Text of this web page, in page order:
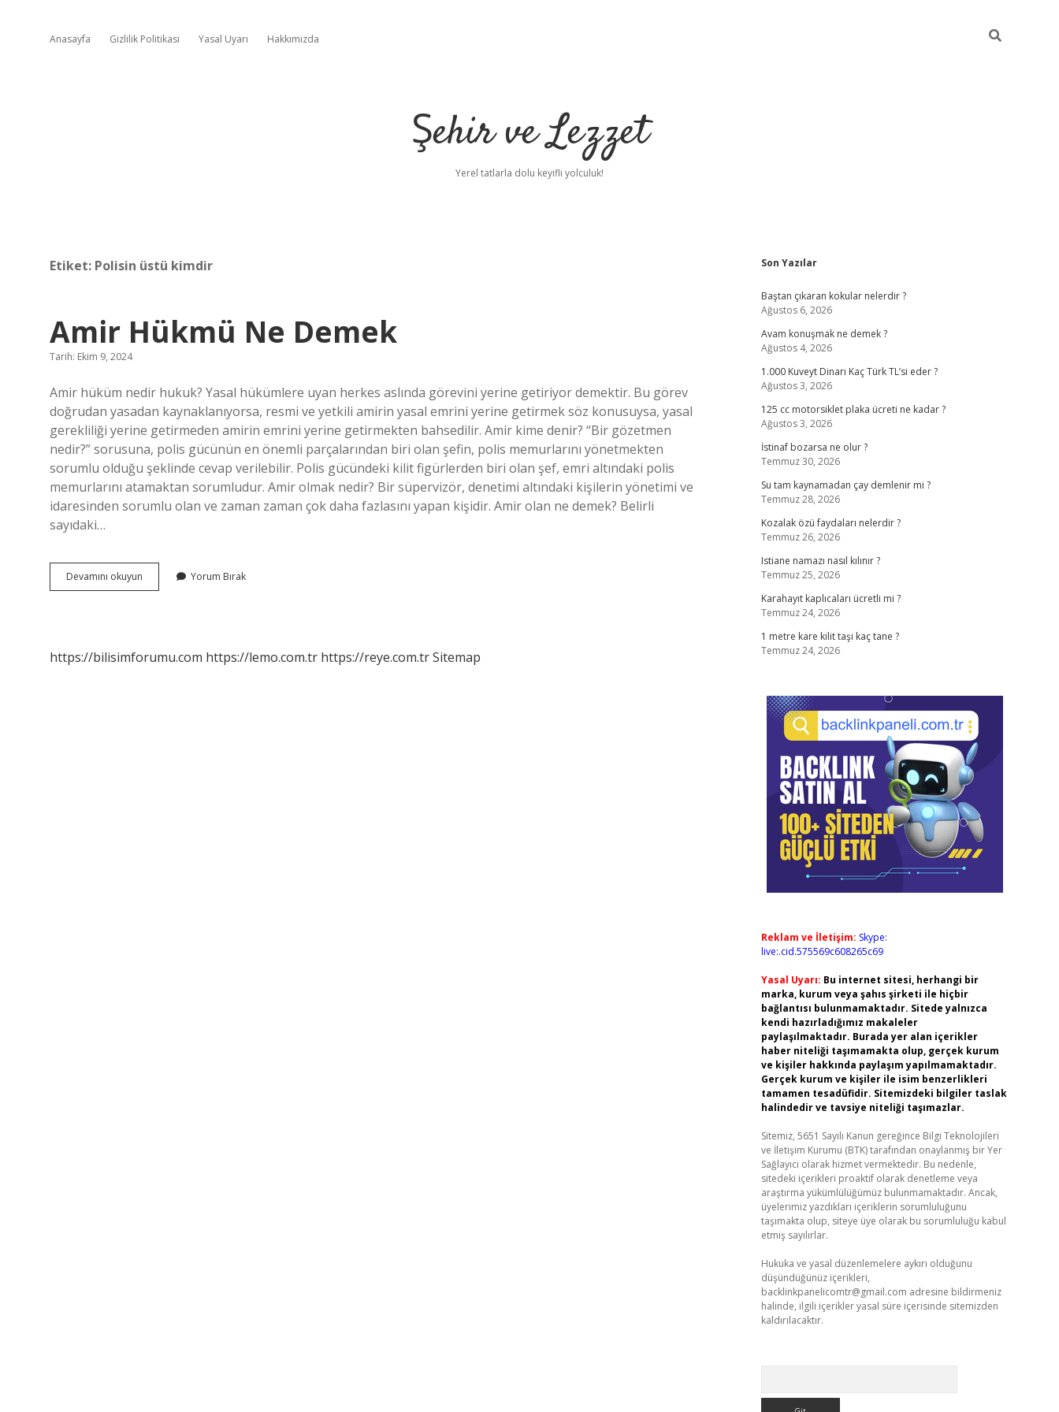
Anasayfa Gizlilik Politikası Yasal Uyarı Hakkımızda
Şehir ve Lezzet
Yerel tatlarla dolu keyifli yolculuk!
Etiket: Polisin üstü kimdir
Amir Hükmü Ne Demek
Tarih: Ekim 9, 2024
Amir hüküm nedir hukuk? Yasal hükümlere uyan herkes aslında görevini yerine getiriyor demektir. Bu görev
doğrudan yasadan kaynaklanıyorsa, resmi ve yetkili amirin yasal emrini yerine getirmek söz konusuysa, yasal
gerekliliği yerine getirmeden amirin emrini yerine getirmekten bahsedilir. Amir kime denir? “Bir gözetmen
nedir?” sorusuna, polis gücünün en önemli parçalarından biri olan şefin, polis memurlarını yönetmekten
sorumlu olduğu şeklinde cevap verilebilir. Polis gücündeki kilit figürlerden biri olan şef, emri altındaki polis
memurlarını atamaktan sorumludur. Amir olmak nedir? Bir süpervizör, denetimi altındaki kişilerin yönetimi ve
idaresinden sorumlu olan ve zaman zaman çok daha fazlasını yapan kişidir. Amir olan ne demek? Belirli
sayıdaki…
Devamını okuyun
Hükmü
Yorum Bırak
https://bilisimforumu.com https://lemo.com.tr https://reye.com.trSitemap
Sidebar
Son Yazılar
Baştan çıkaran kokular nelerdir ?
Ağustos 6, 2026
Avam konuşmak ne demek ?
Ağustos 4, 2026
1.000 Kuveyt Dinarı Kaç Türk TL’si eder ?
Ağustos 3, 2026
125 cc motorsiklet plaka ücreti ne kadar ?
Ağustos 3, 2026
İstinaf bozarsa ne olur ?
Temmuz 30, 2026
Su tam kaynamadan çay demlenir mi ?
Temmuz 28, 2026
Kozalak özü faydaları nelerdir ?
Temmuz 26, 2026
Istiane namazı nasıl kılınır ?
Temmuz 25, 2026
Karahayıt kaplıcaları ücretli mi ?
Temmuz 24, 2026
1 metre kare kilit taşı kaç tane ?
Temmuz 24, 2026
Reklam ve İletişim: Skype:
live:.cid.575569c608265c69
Yasal Uyarı: Bu internet sitesi, herhangi bir
marka, kurum veya şahıs şirketi ile hiçbir
bağlantısı bulunmamaktadır. Sitede yalnızca
kendi hazırladığımız makaleler
paylaşılmaktadır. Burada yer alan içerikler
haber niteliği taşımamakta olup, gerçek kurum
ve kişiler hakkında paylaşım yapılmamaktadır.
Gerçek kurum ve kişiler ile isim benzerlikleri
tamamen tesadüfidir. Sitemizdeki bilgiler taslak
halindedir ve tavsiye niteliği taşımazlar.
Sitemiz, 5651 Sayılı Kanun gereğince Bilgi Teknolojileri
ve İletişim Kurumu (BTK) tarafından onaylanmış bir Yer
Sağlayıcı olarak hizmet vermektedir. Bu nedenle,
sitedeki içerikleri proaktif olarak denetleme veya
araştırma yükümlülüğümüz bulunmamaktadır. Ancak,
üyelerimiz yazdıkları içeriklerin sorumluluğunu
taşımakta olup, siteye üye olarak bu sorumluluğu kabul
etmiş sayılırlar.
Hukuka ve yasal düzenlemelere aykırı olduğunu
düşündüğünüz içerikleri,
backlinkpanelicomtr@gmail.com adresine bildirmeniz
halinde, ilgili içerikler yasal süre içerisinde sitemizden
kaldırılacaktır.